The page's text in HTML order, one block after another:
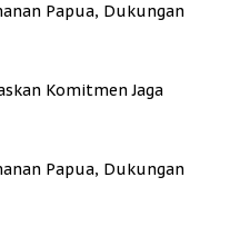
Papua, Dukungan
Komitmen Jaga
Papua, Dukungan